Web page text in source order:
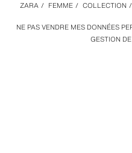
NE PAS VENDRE MES DONNÉES
GESTION
ZARA / FEMME / COLLECTION /